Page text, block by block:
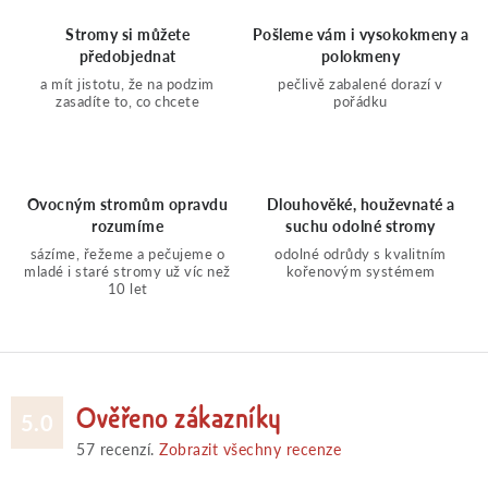
y
v
Stromy si můžete
předobjednat
a mít jistotu, že na podzim
zasadíte to, co chcete
Pošleme vám i vysokokmeny a
polokmeny
pečlivě zabalené dorazí v
pořádku
Ovocným stromům opravdu
rozumíme
sázíme, řežeme a pečujeme o
mladé i staré stromy už víc než
10 let
Dlouhověké, houževnaté a
suchu odolné stromy
odolné odrůdy s kvalitním
kořenovým systémem
5.0 Ověřeno zákazníky
57 recenzí. Zobrazit všechny recenze